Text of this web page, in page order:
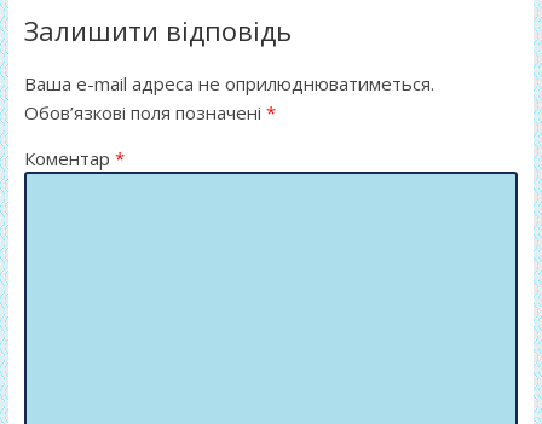
o
k
т
и
ся
Залишити відповідь
Ваша e-mail адреса не оприлюднюватиметься.
Обов’язкові поля позначені *
Коментар *